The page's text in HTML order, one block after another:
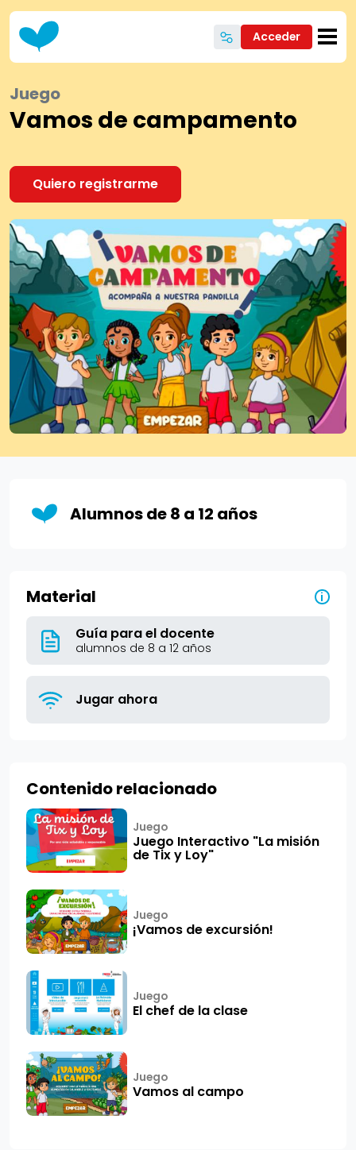
Pasar al contenido principal
Acceder
Juego
Vamos de campamento
Quiero registrarme
Alumnos de 8 a 12 años
Material i
Guía para el docente
alumnos de 8 a 12 años
Jugar ahora
Contenido relacionado
Juego
Juego Interactivo "La misión
de Tix y Loy"
Juego
¡Vamos de excursión!
Juego
El chef de la clase
Juego
Vamos al campo